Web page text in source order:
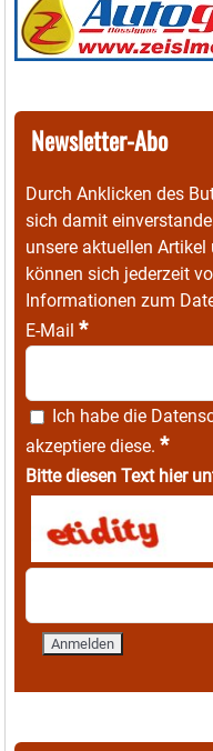
Newsletter-Abo
Durch Anklicken des
sich damit
unsere aktuellen
können sich jederzeit
Informationen zum
E-Mail *
Ich habe die
akzeptiere diese. *
Bitte diesen Text hier